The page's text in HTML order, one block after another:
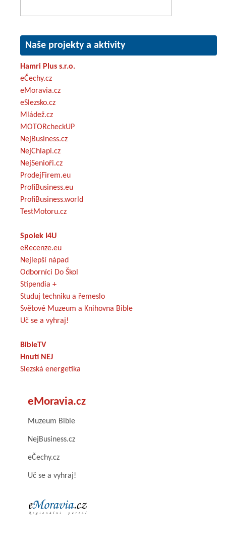
Naše projekty a aktivity
Hamri Plus s.r.o.
eČechy.cz
eMoravia.cz
eSlezsko.cz
Mládež.cz
MOTORcheckUP
NejBusiness.cz
NejChlapi.cz
NejSenioři.cz
ProdejFirem.eu
ProfiBusiness.eu
ProfiBusiness.world
TestMotoru.cz
Spolek I4U
eRecenze.eu
Nejlepší nápad
Odborníci Do Škol
Stipendia +
Studuj techniku a řemeslo
Světové Muzeum a Knihovna Bible
Uč se a vyhraj!
BibleTV
Hnutí NEJ
Slezská energetika
eMoravia.cz
Muzeum Bible
NejBusiness.cz
eČechy.cz
Uč se a vyhraj!